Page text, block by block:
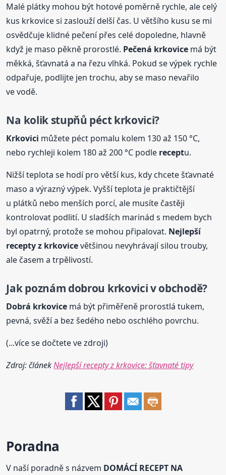
Malé plátky mohou být hotové poměrně rychle, ale celý
kus krkovice si zaslouží delší čas. U většího kusu se mi
osvědčuje klidné pečení přes celé dopoledne, hlavně
když je maso pěkně prorostlé. Pečená krkovice má být
měkká, šťavnatá a na řezu vlhká. Pokud se výpek rychle
odpařuje, podlijte jen trochu, aby se maso nevařilo
ve vodě.
Na kolik stupňů péct krkovici?
Krkovici můžete péct pomalu kolem 130 až 150 °C,
nebo rychleji kolem 180 až 200 °C podle receptu.
Nižší teplota se hodí pro větší kus, kdy chcete šťavnaté
maso a výrazný výpek. Vyšší teplota je praktičtější
u plátků nebo menších porcí, ale musíte častěji
kontrolovat podlití. U sladších marinád s medem bych
byl opatrný, protože se mohou připalovat. Nejlepší
recepty z krkovicevětšinou nevyhrávají silou trouby,
ale časem a trpělivostí.
Jak poznám dobrou krkovici v obchodě?
Dobrá krkovice má být přiměřeně prorostlá tukem,
pevná, svěží a bez šedého nebo oschlého povrchu.
(...více se dočtete ve zdroji)
Zdroj: článekNejlepší recepty z krkovice: šťavnaté tipy
Poradna
V naší poradně s názvem DOMÁCÍ RECEPT NA